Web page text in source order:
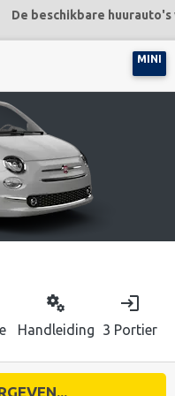
De beschikbare
MINI
miscellaneous_services
Handleiding
login
3 Portier